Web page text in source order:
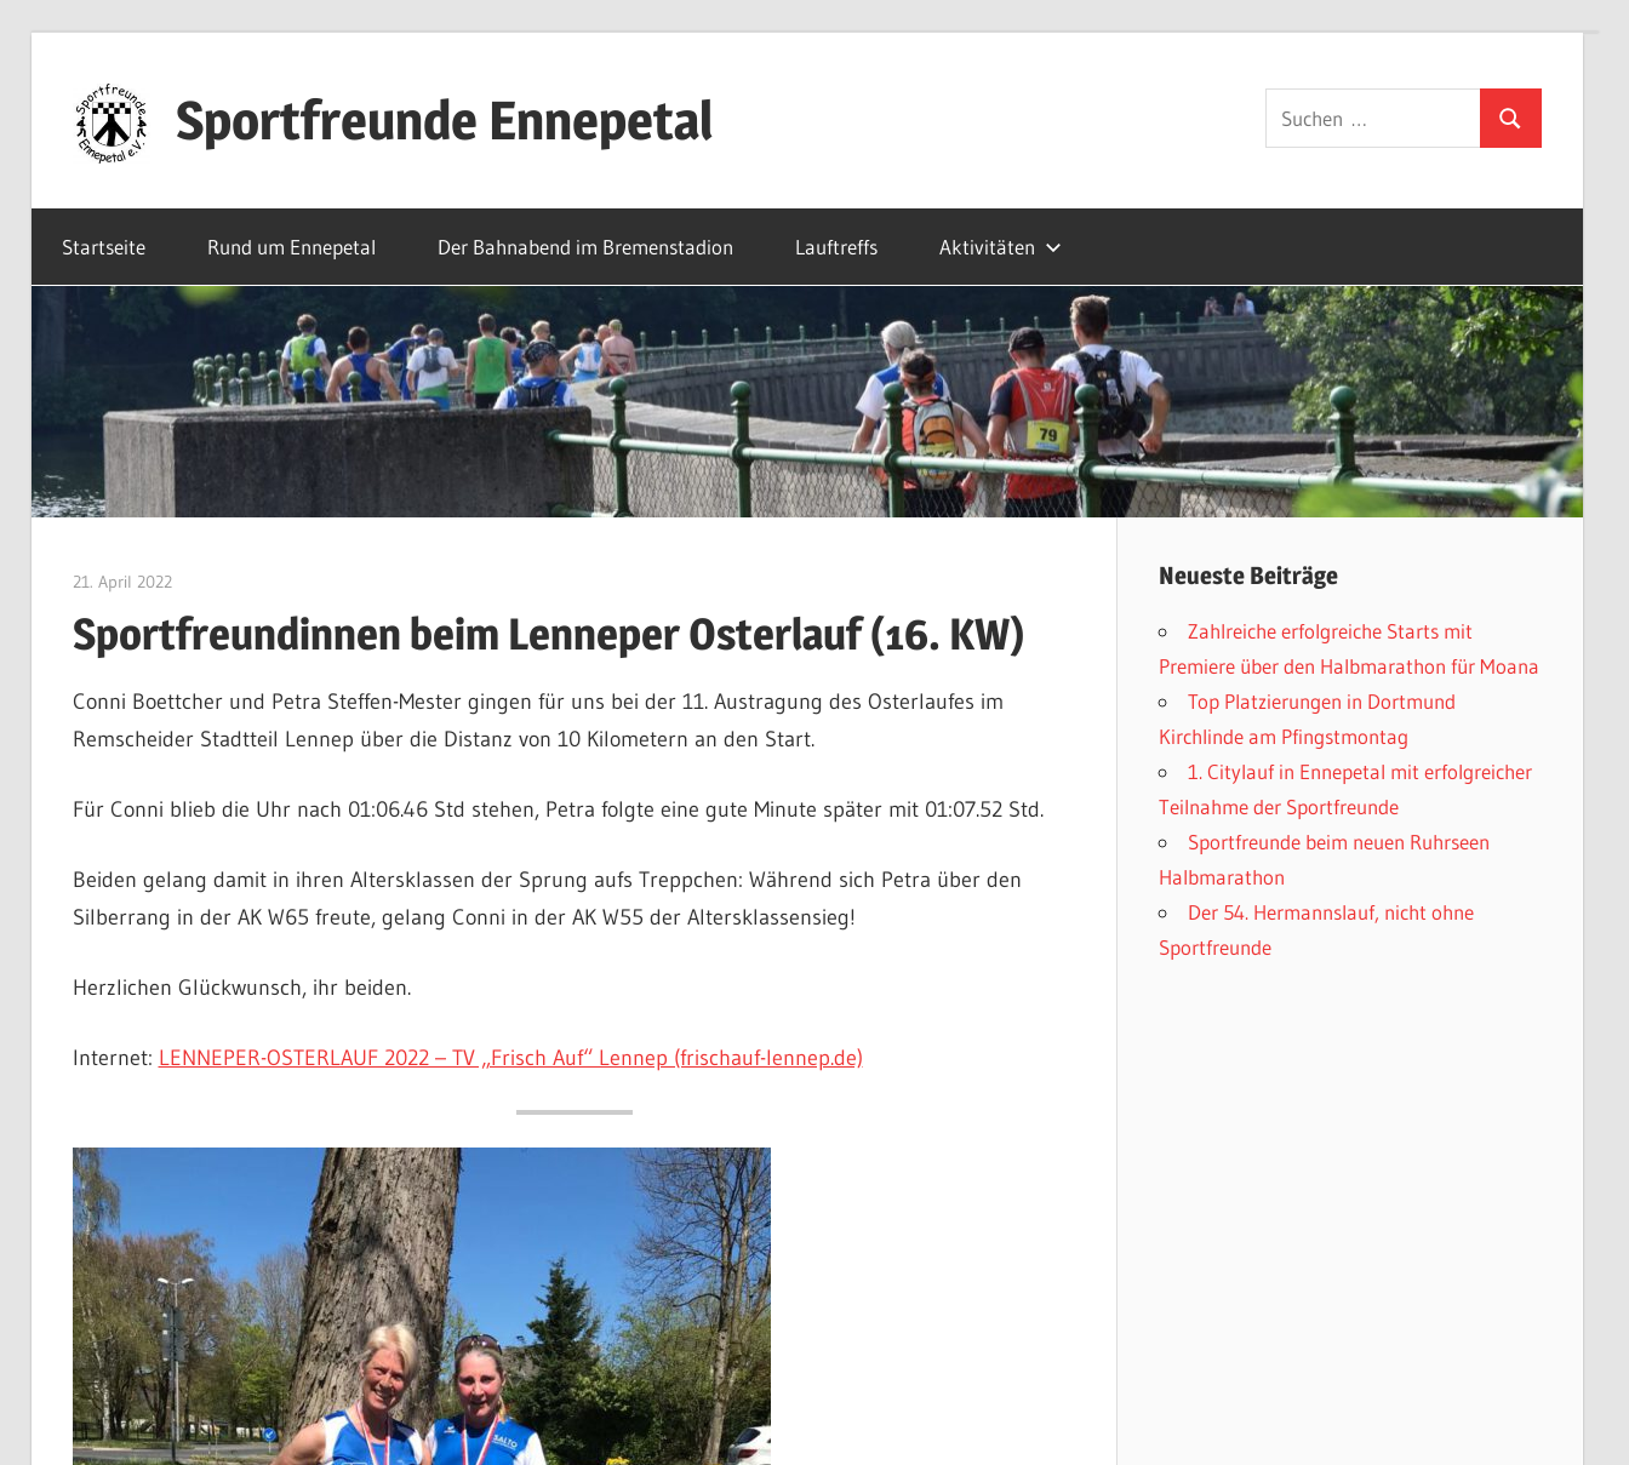
springen
Sportfreunde Ennepetal
bei
den
Sportfreunden
Ennepetal
Suchen
nach:
Suchen
Startseite Rund um Ennepetal Der Bahnabend im Bremenstadion Lauftreffs Aktivitäten
21. April 2022Patrick Jeschak
Sportfreundinnen beim Lenneper Osterlauf (16. KW)
Conni Boettcher und Petra Steffen-Mester gingen für uns bei der 11. Austragung des Osterlaufes im
Remscheider Stadtteil Lennep über die Distanz von 10 Kilometern an den Start.
Für Conni blieb die Uhr nach 01:06.46 Std stehen, Petra folgte eine gute Minute später mit 01:07.52 Std.
Beiden gelang damit in ihren Altersklassen der Sprung aufs Treppchen: Während sich Petra über den
Silberrang in der AK W65 freute, gelang Conni in der AK W55 der Altersklassensieg!
Herzlichen Glückwunsch, ihr beiden.
Internet: LENNEPER-OSTERLAUF 2022 – TV „Frisch Auf“ Lennep (frischauf-lennep.de)
Neueste Beiträge
Zahlreiche erfolgreiche Starts mit
Premiere über den Halbmarathon für Moana
Top Platzierungen in Dortmund
Kirchlinde am Pfingstmontag
1. Citylauf in Ennepetal mit erfolgreicher
Teilnahme der Sportfreunde
Sportfreunde beim neuen Ruhrseen
Halbmarathon
Der 54. Hermannslauf, nicht ohne
Sportfreunde